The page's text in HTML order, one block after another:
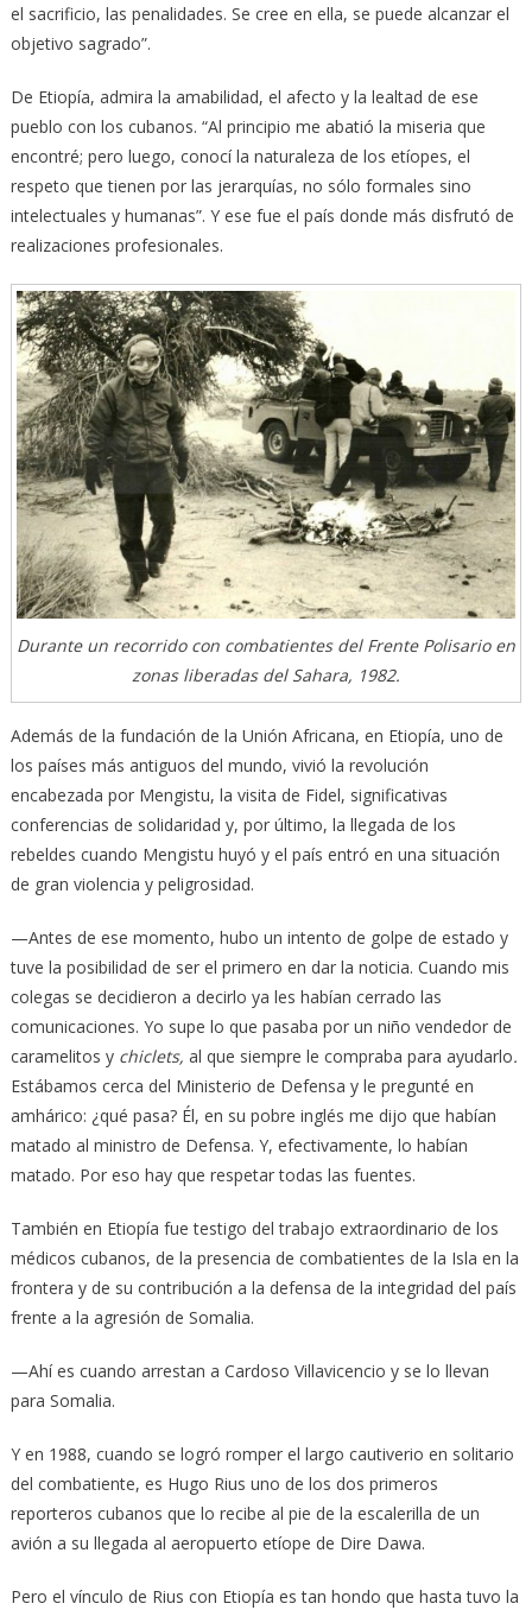
el sacrificio, las penalidades. Se cree en ella, se puede alcanzar el
objetivo sagrado”.
De Etiopía, admira la amabilidad, el afecto y la lealtad de ese
pueblo con los cubanos. “Al principio me abatió la miseria que
encontré; pero luego, conocí la naturaleza de los etíopes, el
respeto que tienen por las jerarquías, no sólo formales sino
intelectuales y humanas”. Y ese fue el país donde más disfrutó de
realizaciones profesionales.
Durante un recorrido con combatientes del Frente Polisario en
zonas liberadas del Sahara, 1982.
Además de la fundación de la Unión Africana, en Etiopía, uno de
los países más antiguos del mundo, vivió la revolución
encabezada por Mengistu, la visita de Fidel, significativas
conferencias de solidaridad y, por último, la llegada de los
rebeldes cuando Mengistu huyó y el país entró en una situación
de gran violencia y peligrosidad.
—Antes de ese momento, hubo un intento de golpe de estado y
tuve la posibilidad de ser el primero en dar la noticia. Cuando mis
colegas se decidieron a decirlo ya les habían cerrado las
comunicaciones. Yo supe lo que pasaba por un niño vendedor de
caramelitos y chiclets, al que siempre le compraba para ayudarlo.
Estábamos cerca del Ministerio de Defensa y le pregunté en
amhárico: ¿qué pasa? Él, en su pobre inglés me dijo que habían
matado al ministro de Defensa. Y, efectivamente, lo habían
matado. Por eso hay que respetar todas las fuentes.
También en Etiopía fue testigo del trabajo extraordinario de los
médicos cubanos, de la presencia de combatientes de la Isla en la
frontera y de su contribución a la defensa de la integridad del país
frente a la agresión de Somalia.
—Ahí es cuando arrestan a Cardoso Villavicencio y se lo llevan
para Somalia.
Y en 1988, cuando se logró romper el largo cautiverio en solitario
del combatiente, es Hugo Rius uno de los dos primeros
reporteros cubanos que lo recibe al pie de la escalerilla de un
avión a su llegada al aeropuerto etíope de Dire Dawa.
Pero el vínculo de Rius con Etiopía es tan hondo que hasta tuvo la